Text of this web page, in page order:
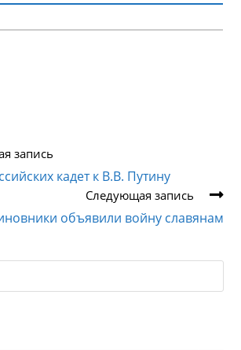
запись
кадет к В.В. Путину
Следующая запись
объявили войну славянам